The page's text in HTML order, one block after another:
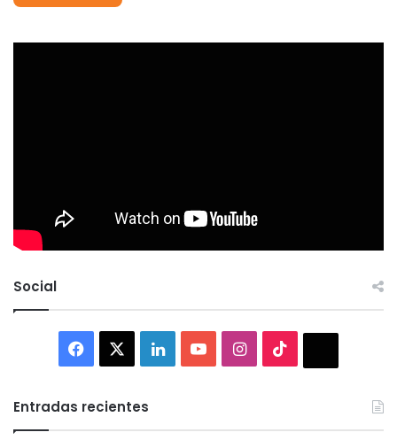
Social
Facebook LinkedInYouTubeInstagram
Entradas recientes